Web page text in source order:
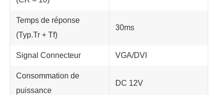
Temps de réponse
(Typ.Tr + Tf)
30ms
Signal Connecteur VGA/DVI
Consommation de
puissance
DC 12V